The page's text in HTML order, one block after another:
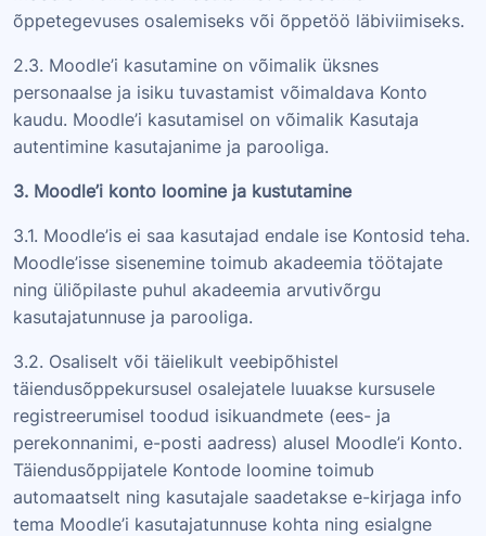
õppetegevuses osalemiseks või õppetöö läbiviimiseks.
2.3. Moodle’i kasutamine on võimalik üksnes
personaalse ja isiku tuvastamist võimaldava Konto
kaudu. Moodle’i kasutamisel on võimalik Kasutaja
autentimine kasutajanime ja parooliga.
3. Moodle’i konto loomine ja kustutamine
3.1. Moodle’is ei saa kasutajad endale ise Kontosid teha.
Moodle’isse sisenemine toimub akadeemia töötajate
ning üliõpilaste puhul akadeemia arvutivõrgu
kasutajatunnuse ja parooliga.
3.2. Osaliselt või täielikult veebipõhistel
täiendusõppekursusel osalejatele luuakse kursusele
registreerumisel toodud isikuandmete (ees- ja
perekonnanimi, e-posti aadress) alusel Moodle’i Konto.
Täiendusõppijatele Kontode loomine toimub
automaatselt ning kasutajale saadetakse e-kirjaga info
tema Moodle’i kasutajatunnuse kohta ning esialgne